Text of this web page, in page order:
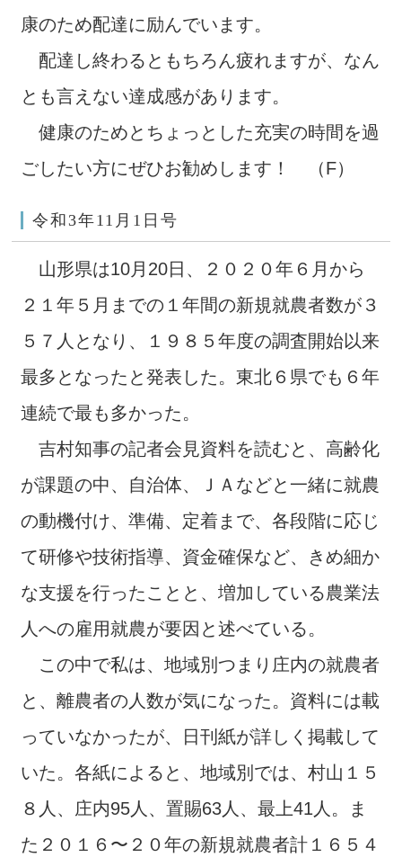
康のため配達に励んでいます。
配達し終わるともちろん疲れますが、なん
とも言えない達成感があります。
健康のためとちょっとした充実の時間を過
ごしたい方にぜひお勧めします！ （F）
令和3年11月1日号
山形県は10月20日、２０２０年６月から
２１年５月までの１年間の新規就農者数が３
５７人となり、１９８５年度の調査開始以来
最多となったと発表した。東北６県でも６年
連続で最も多かった。
吉村知事の記者会見資料を読むと、高齢化
が課題の中、自治体、ＪＡなどと一緒に就農
の動機付け、準備、定着まで、各段階に応じ
て研修や技術指導、資金確保など、きめ細か
な支援を行ったことと、増加している農業法
人への雇用就農が要因と述べている。
この中で私は、地域別つまり庄内の就農者
と、離農者の人数が気になった。資料には載
っていなかったが、日刊紙が詳しく掲載して
いた。各紙によると、地域別では、村山１５
８人、庄内95人、置賜63人、最上41人。ま
た２０１６〜２０年の新規就農者計１６５４